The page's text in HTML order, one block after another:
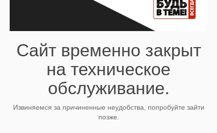
Сайт временно закрыт
на техническое
обслуживание.
Извиняемся за причиненные неудобства, попробуйте зайти
позже.